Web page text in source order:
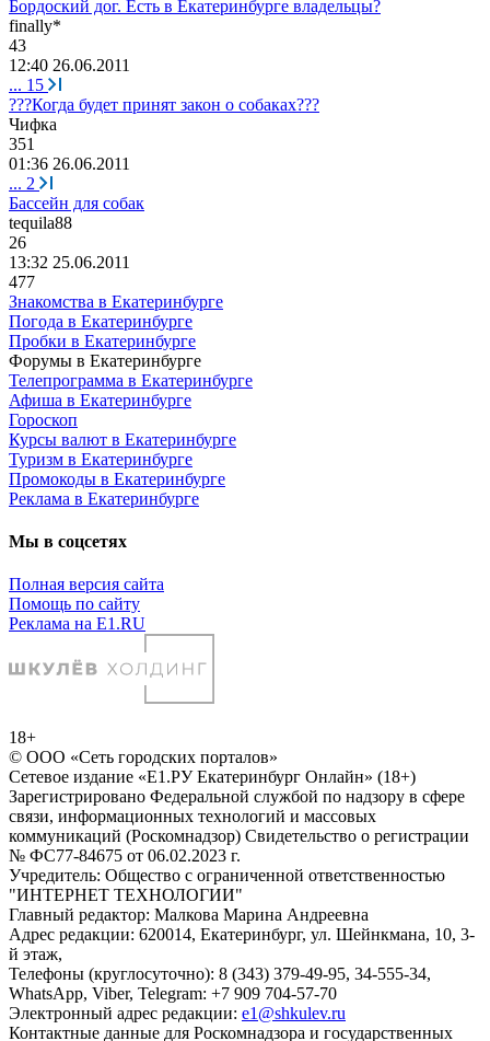
Бордоский дог. Есть в Екатеринбурге владельцы?
finally*
43
12:40 26.06.2011
... 15
???Когда будет принят закон о собаках???
Чифка
351
01:36 26.06.2011
... 2
Бассейн для собак
tequila88
26
13:32 25.06.2011
477
Знакомства в Екатеринбурге
Погода в Екатеринбурге
Пробки в Екатеринбурге
Форумы в Екатеринбурге
Телепрограмма в Екатеринбурге
Афиша в Екатеринбурге
Гороскоп
Курсы валют в Екатеринбурге
Туризм в Екатеринбурге
Промокоды в Екатеринбурге
Реклама в Екатеринбурге
Мы в соцсетях
Полная версия сайта
Помощь по сайту
Реклама на E1.RU
18+
© ООО «Сеть городских порталов»
Сетевое издание «Е1.РУ Екатеринбург Онлайн» (18+)
Зарегистрировано Федеральной службой по надзору в сфере
связи, информационных технологий и массовых
коммуникаций (Роскомнадзор) Свидетельство о регистрации
№ ФС77-84675 от 06.02.2023 г.
Учредитель: Общество с ограниченной ответственностью
"ИНТЕРНЕТ ТЕХНОЛОГИИ"
Главный редактор: Малкова Марина Андреевна
Адрес редакции: 620014, Екатеринбург, ул. Шейнкмана, 10, 3-
й этаж,
Телефоны (круглосуточно): 8 (343) 379-49-95, 34-555-34,
WhatsApp, Viber, Telegram: +7 909 704-57-70
Электронный адрес редакции: e1@shkulev.ru
Контактные данные для Роскомнадзора и государственных